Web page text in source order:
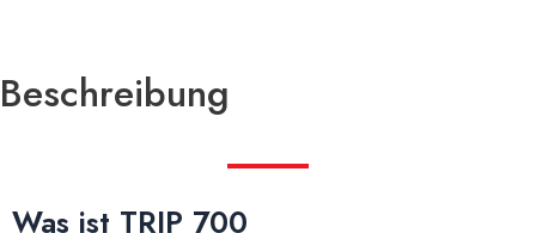
Beschreibung
Was ist TRIP 700